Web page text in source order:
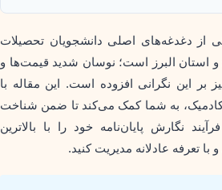
از دغدغه‌های اصلی دانشجویان تحصیلات
و استان البرز است؛ نوسان شدید قیمت‌ها و
بر این نگرانی افزوده است. این مقاله با
به شما کمک می‌کند تا ضمن شناخت
نگارش پایان‌نامه خود را با بالاترین
تعرفه عادلانه مدیریت کنید.